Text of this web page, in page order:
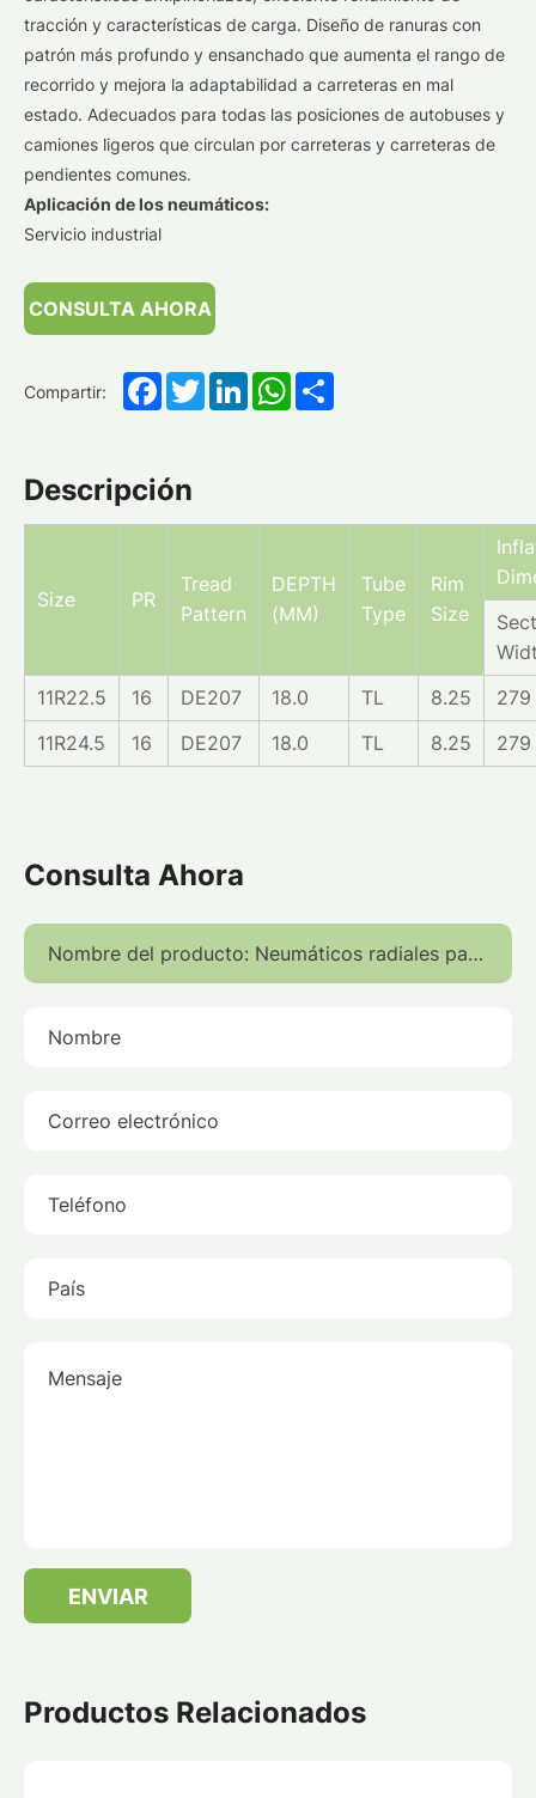
tracción y características de carga. Diseño de ranuras con
patrón más profundo y ensanchado que aumenta el rango de
recorrido y mejora la adaptabilidad a carreteras en mal
estado. Adecuados para todas las posiciones de autobuses y
camiones ligeros que circulan por carreteras y carreteras de
pendientes comunes.
Aplicación de los neumáticos:
Servicio industrial
CONSULTA AHORA
Compartir: FacebookTwitterLinkedInWhatsApp
Descripción
Size PR
Tread
Pattern
DEPTH
(MM)
Tube
Type
Rim
Size
11R22.5
16 DE207 18.0 TL 8.25
279
11R24.5
16 DE207 18.0 TL 8.25 279
Consulta Ahora
Nombre del producto:
Nombre
Correo electrónico
Teléfono
País
Mensaje
ENVIAR
Productos Relacionados